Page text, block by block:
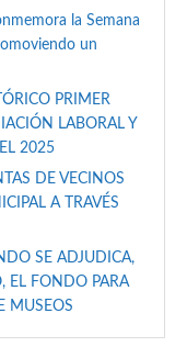
la Semana
un
PRIMER
LABORAL Y
2025
DE VECINOS
A TRAVÉS
SE ADJUDICA,
EL FONDO PARA
MUSEOS